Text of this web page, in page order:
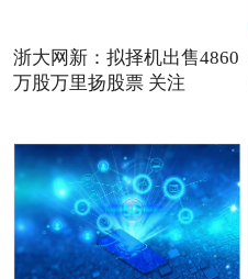
浙大网新：拟择机出售4860
万股万里扬股票 关注